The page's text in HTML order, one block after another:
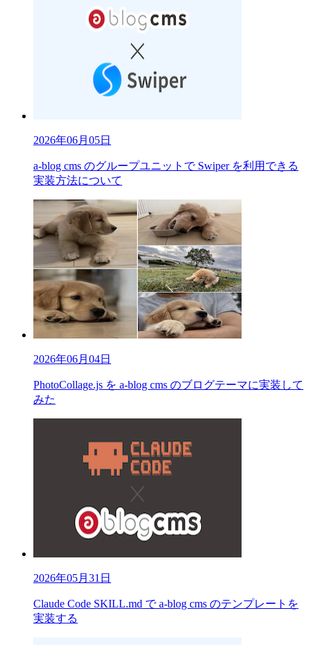
2026年06月05日
a-blog cms のグループユニットで Swiper を利用できる
実装方法について
2026年06月04日
PhotoCollage.js を a-blog cms のブログテーマに実装して
みた
2026年05月31日
Claude Code SKILL.md で a-blog cms のテンプレートを
実装する